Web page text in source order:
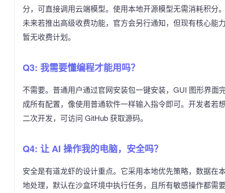
分，可直接调用云端模型。使用本地开源模型无需消耗积分
未来若推出高级收费功能，官方会另行通知，但现有核心能
暂无收费计划。
Q3: 我需要懂编程才能用吗？
不需要。普通用户通过官网安装包一键安装，GUI 图形界面
成所有配置，像使用普通软件一样输入指令即可。开发者若
二次开发，可访问 GitHub 获取源码。
Q4: 让 AI 操作我的电脑，安全吗？
安全是有道龙虾的设计重点。它采用本地优先策略，数据在
地处理，默认在沙盒环境中执行任务，且所有敏感操作都需